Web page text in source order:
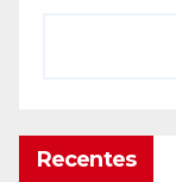
Recentes